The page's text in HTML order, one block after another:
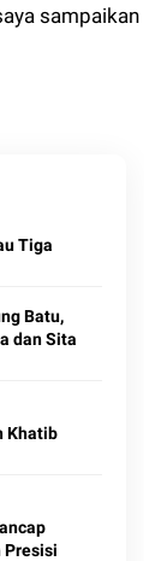
sampaikan
Tiga
Batu,
dan Sita
Khatib
Presisi